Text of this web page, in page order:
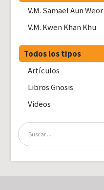
V.M. Samael Aun Weor
V.M. Kwen Khan Khu
Todos los tipos
Artículos
Libros Gnosis
Videos